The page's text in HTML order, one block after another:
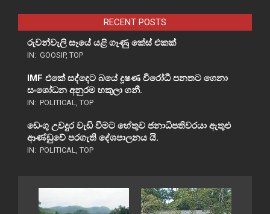
RECENT POSTS
රුවන්වැලි සෑයේ යළි ගෑණු කේස් එකක්
IN: GOOSIP, TOP
IMF එකේ සද්දෙට බයේ දූෂණ විරෝධී පනතට ගෙනා
සංශෝධන අනුරම හකුලා ගනී.
IN: POLITICAL TOP
ඩෙංගු උවදුර වැඩි වීමට හේතුව ජනාධිපතිවරයා ඇතුළු
ආණ්ඩුවේ පරගැති දේශපාලනය යි.
IN: POLITICAL TOP